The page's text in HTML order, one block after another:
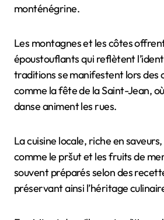
monténégrine.
Les montagnes et les côtes
époustouflants qui reflètent
traditions se manifestent lors des
comme la fête de la Saint-Jean,
danse animent les rues.
La cuisine locale, riche en
comme le pršut et les fruits de
souvent préparés selon des
préservant ainsi l’héritage